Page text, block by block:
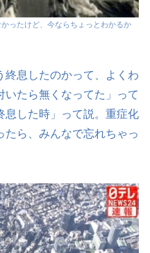
ったけど、今ならちょっとわかるか
終息したのかって、よくわ
たら無くなってた」って
息した時」って説。重症化
ら、みんなで忘れちゃっ